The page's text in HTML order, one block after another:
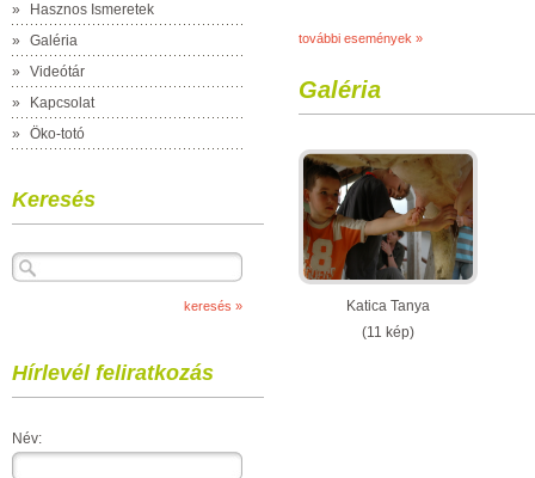
»
Hasznos Ismeretek
»
Galéria
»
Videótár
»
Kapcsolat
»
Öko-totó
Keresés
Hírlevél feliratkozás
Név:
további események »
Galéria
Katica Tanya
(11 kép)